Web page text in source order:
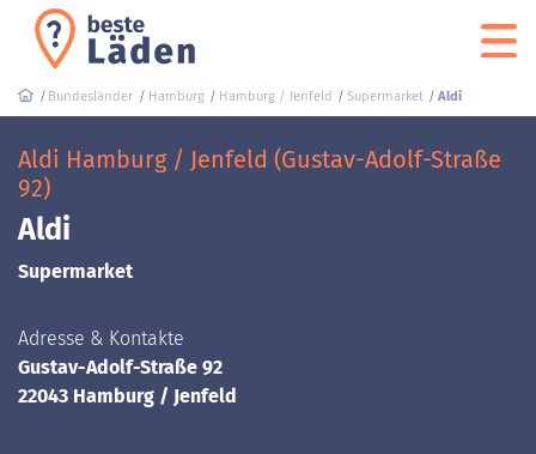
Bundesländer Hamburg Hamburg / Jenfeld Supermarket Aldi
Aldi Hamburg / Jenfeld (Gustav-Adolf-Straße
92)
Aldi
Supermarket
Adresse & Kontakte
Gustav-Adolf-Straße 92
22043 Hamburg / Jenfeld